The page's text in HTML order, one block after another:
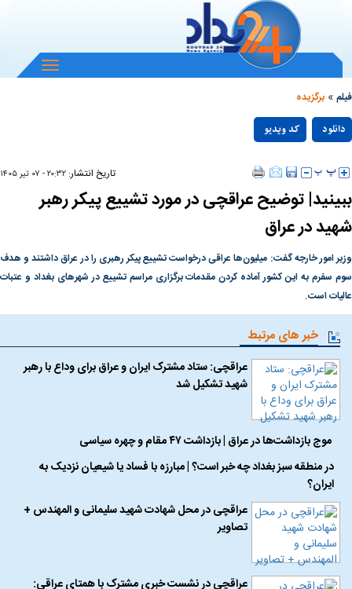
باز
و
فیلم » برگزیده
کد ویدیو دانلود
تاریخ انتشار: ۲۰:۳۲ - ۰۷ تير ۱۴۰۵
ببینید| توضیح عراقچی در مورد تشییع پیکر رهبر
شهید در عراق
وزیر امور خارجه گفت: میلیون‌ها عراقی درخواست تشییع پیکر رهبری را در عراق داشتند و هدف
سوم سفرم به این کشور آماده کردن مقدمات برگزاری مراسم تشییع در شهرهای بغداد و عتبات
عالیات است.
خبر های مرتبط
عراقچی: ستاد مشترک ایران و عراق برای وداع با رهبر
شهید تشکیل شد
موج بازداشت‌ها در عراق | بازداشت ۴۷ مقام و چهره سیاسی
در منطقه سبز بغداد چه خبر است؟ | مبارزه با فساد یا شیعیان نزدیک به
ایران؟
عراقچی در محل شهادت شهید سلیمانی و المهندس +
تصاویر
عراقچی در نشست خبری مشترک با همتای عراقی: